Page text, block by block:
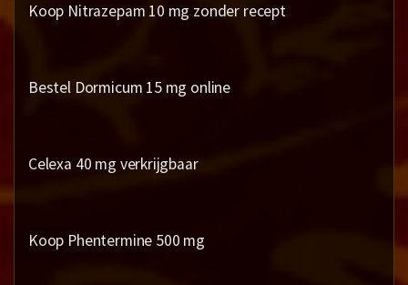
Koop Nitrazepam 10 mg zonder recept
Bestel Dormicum 15 mg online
Celexa 40 mg verkrijgbaar
Koop Phentermine 500 mg